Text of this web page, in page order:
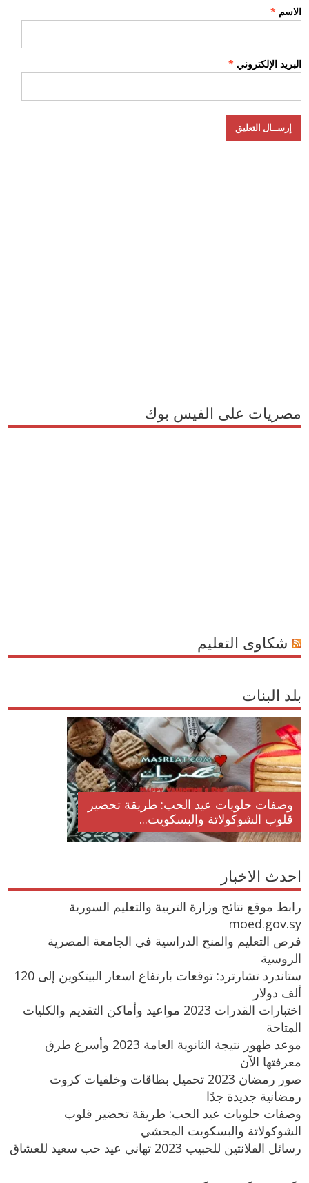
الاسم *
البريد الإلكتروني *
مصريات على الفيس بوك
شكاوى التعليم
بلد البنات
وصفات حلويات عيد الحب: طريقة تحضير
قلوب الشوكولاتة والبسكويت...
احدث الاخبار
رابط موقع نتائج وزارة التربية والتعليم السورية
moed.gov.sy
فرص التعليم والمنح الدراسية في الجامعة المصرية
الروسية
ستاندرد تشارترد: توقعات بارتفاع اسعار البيتكوين إلى 120
ألف دولار
اختبارات القدرات 2023 مواعيد وأماكن التقديم والكليات
المتاحة
موعد ظهور نتيجة الثانوية العامة 2023 وأسرع طرق
معرفتها الآن
صور رمضان 2023 تحميل بطاقات وخلفيات كروت
رمضانية جديدة جدًا
وصفات حلويات عيد الحب: طريقة تحضير قلوب
الشوكولاتة والبسكويت المحشي
رسائل الفلانتين للحبيب 2023 تهاني عيد حب سعيد للعشاق